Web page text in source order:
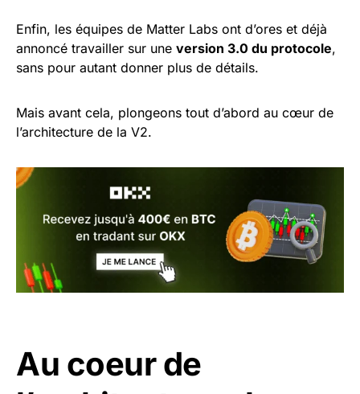
Enfin, les équipes de Matter Labs ont d’ores et déjà
annoncé travailler sur une version 3.0 du protocole,
sans pour autant donner plus de détails.
Mais avant cela, plongeons tout d’abord au cœur de
l’architecture de la V2.
Au coeur de